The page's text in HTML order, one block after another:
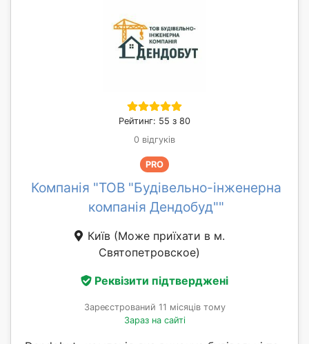
Рейтинг: 55 з 80
0 відгуків
PRO
Компанія "ТОВ "Будівельно-інженерна
компанія Дендобуд""
Київ (Може приїхати в м.
Святопетровское)
Реквізити підтверджені
Зареєстрований 11 місяців тому
Зараз на сайті